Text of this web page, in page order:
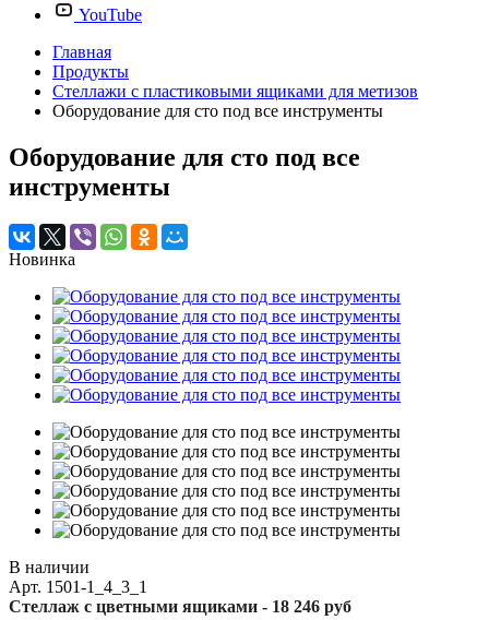
YouTube
Главная
Продукты
Стеллажи с пластиковыми ящиками для метизов
Оборудование для сто под все инструменты
Оборудование для сто под все
инструменты
Новинка
В наличии
Арт. 1501-1_4_3_1
Стеллаж с цветными ящиками - 18 246 руб